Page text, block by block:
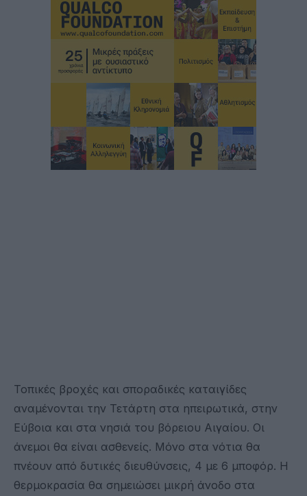
Τοπικές βροχές και σποραδικές καταιγίδες
αναμένονται την Τετάρτη στα ηπειρωτικά, στην
Εύβοια και στα νησιά του βόρειου Αιγαίου. Οι
άνεμοι θα είναι ασθενείς. Μόνο στα νότια θα
πνέουν από δυτικές διευθύνσεις, 4 με 6 μποφόρ. Η
θερμοκρασία θα σημειώσει μικρή άνοδο στα